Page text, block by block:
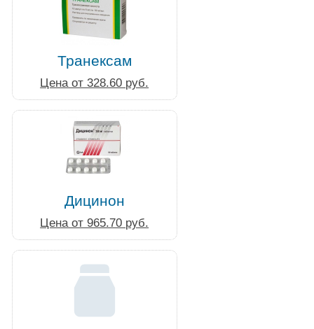
Транексам
Цена от 328.60 руб.
Дицинон
Цена от 965.70 руб.